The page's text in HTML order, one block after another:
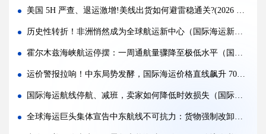
百运网端午假期不打烊，各仓收发货安排速看！
高光时刻 | 百运网携“稳达美国”系列产品闪耀亮相2026赛狐ERP跨境AI增长峰会
疯涨!海运巨头集体抬价，欧线一舱难求!外贸人如何破局？
蓄势扩容，焕新启航 | 百运网32000㎡全新标准化仓库正式启用！
假期不打烊 | 百运网运作中心五一假期照常接单入库，守护每一份跨境托付！
炸了！欧盟疯狂翻旧账，4000批国货被扣，涉案超11亿
美国 5H 严查、退运激增!美线出货如何避雷稳通关?(2026 最新实操指南)
历史性转折！非洲悄然成为全球航运新中心（国际海运新闻资讯）
霍尔木兹海峡航运停摆：一周通航量骤降至极低水平（国际海运新闻资讯）
运价警报拉响！中东局势发酵，国际海运价格直线飙升 70%（跨境电商卖家请注意）
国际海运航线停航、减班，卖家如何降低时效损失（国际海运干货知识分享）
全球海运巨头集体宣告中东航线不可抗力：货物强制改卸，费用与风险全由货主承担